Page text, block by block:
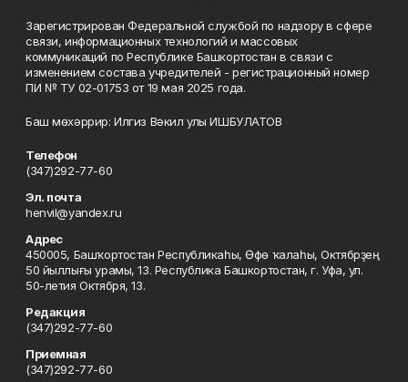
Зарегистрирован Федеральной службой по надзору в сфере
связи, информационных технологий и массовых
коммуникаций по Республике Башкортостан в связи с
изменением состава учредителей - регистрационный номер
ПИ № ТУ 02-01753 от 19 мая 2025 года.
Баш мөхәррир: Илгиз Вәкил улы ИШБУЛАТОВ
Телефон
(347)292-77-60
Эл. почта
henvil@yandex.ru
Адрес
450005, Башҡортостан Республикаһы, Өфө ҡалаһы, Октябрҙең
50 йыллығы урамы, 13. Республика Башкортостан, г. Уфа, ул.
50-летия Октября, 13.
Редакция
(347)292-77-60
Приемная
(347)292-77-60